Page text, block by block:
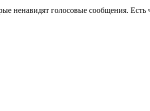
ненавидят голосовые сообщения. Есть